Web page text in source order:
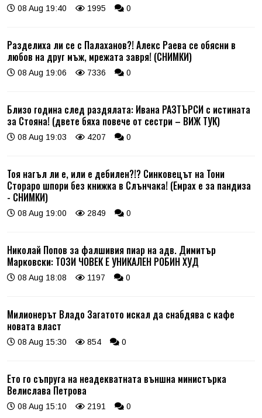
08 Aug 19:40 1995 0
Разделиха ли се с Палаханов?! Алекс Раева се обясни в
любов на друг мъж, мрежата завря! (СНИМКИ)
08 Aug 19:06 7336 0
Близо година след раздялата: Ивана РАЗТЪРСИ с истината
за Стояна! (двете бяха повече от сестри – ВИЖ ТУК)
08 Aug 19:03 4207 0
Тоя нагъл ли е, или е дебилен?!? Синковецът на Тони
Стораро шпори без книжка в Слънчака! (Емрах е за пандиза
- СНИМКИ)
08 Aug 19:00 2849 0
Николай Попов за фалшивия пиар на адв. Димитър
Марковски: ТОЗИ ЧОВЕК Е УНИКАЛЕН РОБИН ХУД
08 Aug 18:08 1197 0
Милионерът Владо Загатото искал да снабдява с кафе
новата власт
08 Aug 15:30 854 0
Ето го съпруга на неадекватната външна министърка
Велислава Петрова
08 Aug 15:10 2191 0